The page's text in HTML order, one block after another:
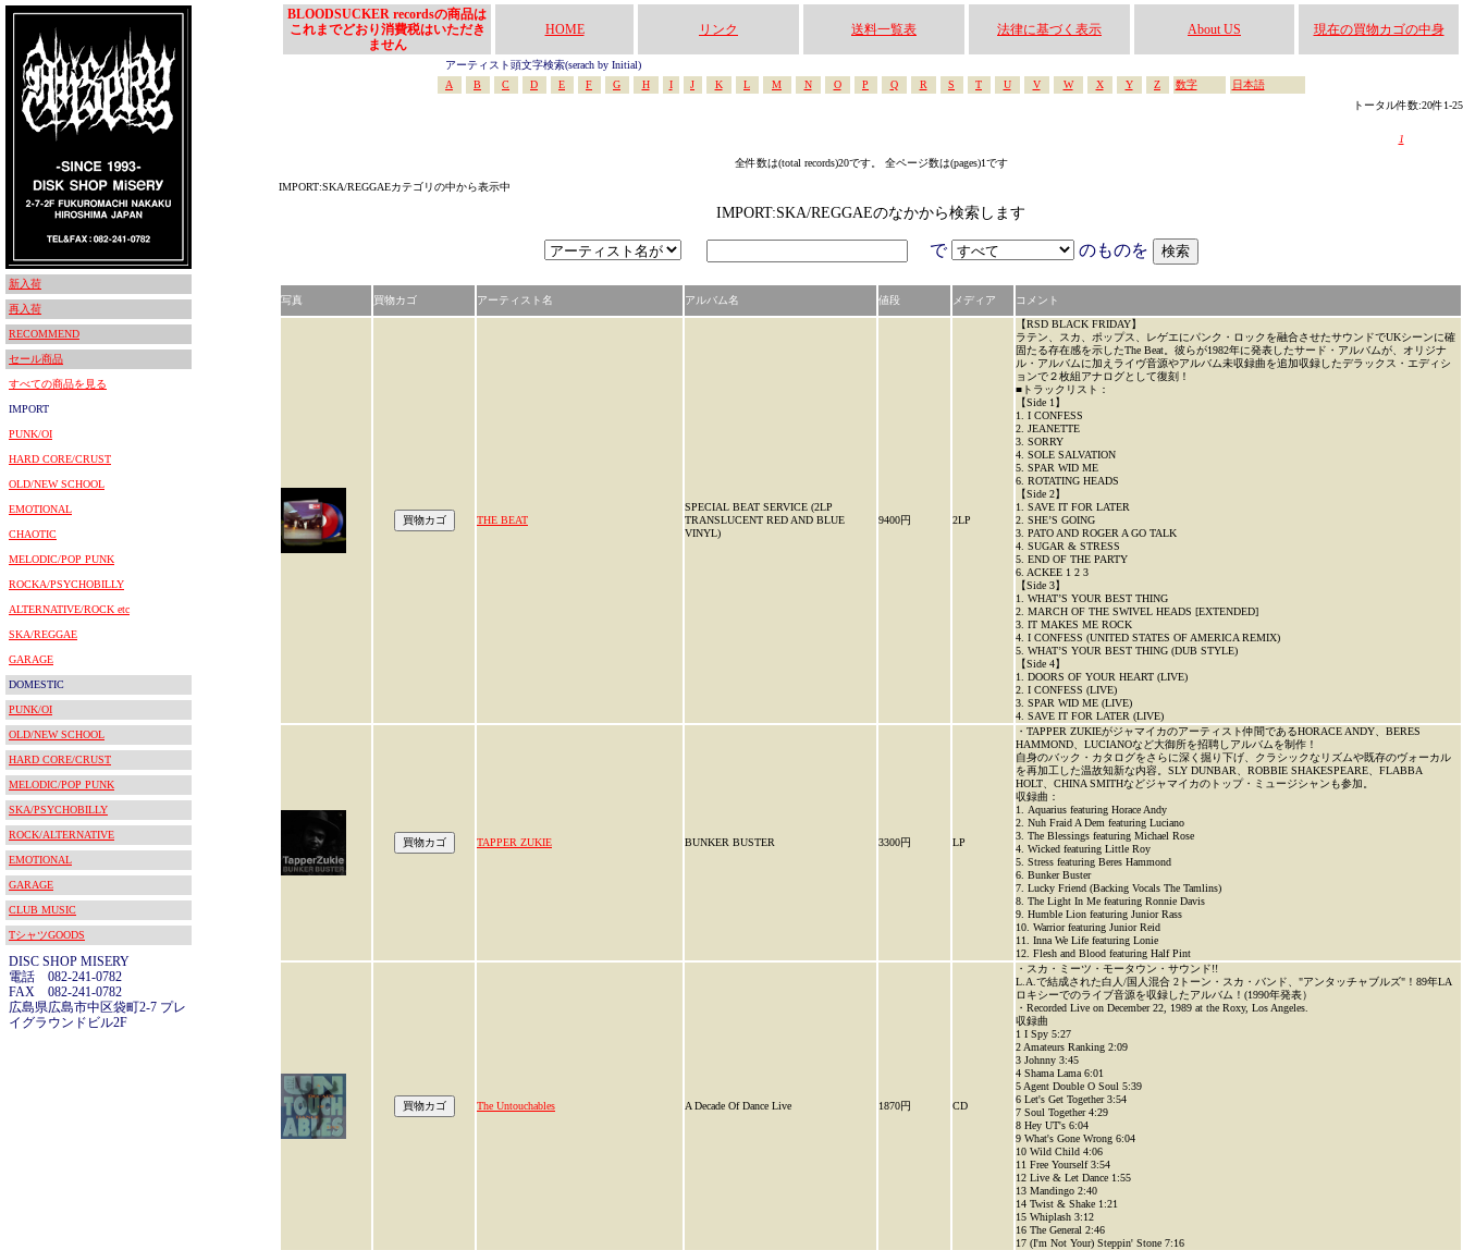
新入荷
再入荷
RECOMMEND
セール商品
すべての商品を見る
IMPORT
PUNK/OI
HARD CORE/CRUST
OLD/NEW SCHOOL
EMOTIONAL
CHAOTIC
MELODIC/POP PUNK
ROCKA/PSYCHOBILLY
ALTERNATIVE/ROCK etc
SKA/REGGAE
GARAGE
DOMESTIC
PUNK/OI
OLD/NEW SCHOOL
HARD CORE/CRUST
MELODIC/POP PUNK
SKA/PSYCHOBILLY
ROCK/ALTERNATIVE
EMOTIONAL
GARAGE
CLUB MUSIC
TシャツGOODS
DISC SHOP MISERY
電話 082-241-0782
FAX 082-241-0782
広島県広島市中区袋町2-7 プレ
イグラウンドビル2F
BLOODSUCKER recordsの商品は
これまでどおり消費税はいただき
ません
HOME リンク 送料一覧表 法律に基づく表示 About US 現在の買物カゴの中身
アーティスト頭文字検索(serach by Initial)
A
B C D E F G H I J K L M N O P Q R S T U V W X Y Z 数字
日本語
トータル件数:20件1-25
1
全件数は(total records)20です。 全ページ数は(pages)1です
IMPORT:SKA/REGGAEカテゴリの中から表示中
IMPORT:SKA/REGGAEのなかから検索します
で のものを
写真 買物カゴ アーティスト名 アルバム名 値段 メディア コメント
THE BEAT
SPECIAL BEAT SERVICE (2LP
TRANSLUCENT RED AND BLUE
VINYL)
9400円 2LP
【RSD BLACK FRIDAY】
ラテン、スカ、ポップス、レゲエにパンク・ロックを融合させたサウンドでUKシーンに確
固たる存在感を示したThe Beat。彼らが1982年に発表したサード・アルバムが、オリジナ
ル・アルバムに加えライヴ音源やアルバム未収録曲を追加収録したデラックス・エディシ
ョンで２枚組アナログとして復刻！
■トラックリスト：
【Side 1】
1. I CONFESS
2. JEANETTE
3. SORRY
4. SOLE SALVATION
5. SPAR WID ME
6. ROTATING HEADS
【Side 2】
1. SAVE IT FOR LATER
2. SHE’S GOING
3. PATO AND ROGER A GO TALK
4. SUGAR & STRESS
5. END OF THE PARTY
6. ACKEE 1 2 3
【Side 3】
1. WHAT’S YOUR BEST THING
2. MARCH OF THE SWIVEL HEADS [EXTENDED]
3. IT MAKES ME ROCK
4. I CONFESS (UNITED STATES OF AMERICA REMIX)
5. WHAT’S YOUR BEST THING (DUB STYLE)
【Side 4】
1. DOORS OF YOUR HEART (LIVE)
2. I CONFESS (LIVE)
3. SPAR WID ME (LIVE)
4. SAVE IT FOR LATER (LIVE)
TAPPER ZUKIE BUNKER BUSTER 3300円 LP
・TAPPER ZUKIEがジャマイカのアーティスト仲間であるHORACE ANDY、BERES
HAMMOND、LUCIANOなど大御所を招聘しアルバムを制作！
自身のバック・カタログをさらに深く掘り下げ、クラシックなリズムや既存のヴォーカル
を再加工した温故知新な内容。SLY DUNBAR、ROBBIE SHAKESPEARE、FLABBA
HOLT、CHINA SMITHなどジャマイカのトップ・ミュージシャンも参加。
収録曲：
1. Aquarius featuring Horace Andy
2. Nuh Fraid A Dem featuring Luciano
3. The Blessings featuring Michael Rose
4. Wicked featuring Little Roy
5. Stress featuring Beres Hammond
6. Bunker Buster
7. Lucky Friend (Backing Vocals The Tamlins)
8. The Light In Me featuring Ronnie Davis
9. Humble Lion featuring Junior Rass
10. Warrior featuring Junior Reid
11. Inna We Life featuring Lonie
12. Flesh and Blood featuring Half Pint
The Untouchables A Decade Of Dance Live 1870円 CD
・スカ・ミーツ・モータウン・サウンド!!
L.A.で結成された白人/国人混合 2トーン・スカ・バンド、"アンタッチャブルズ"！89年LA
ロキシーでのライブ音源を収録したアルバム！(1990年発表）
・Recorded Live on December 22, 1989 at the Roxy, Los Angeles.
収録曲
1 I Spy 5:27
2 Amateurs Ranking 2:09
3 Johnny 3:45
4 Shama Lama 6:01
5 Agent Double O Soul 5:39
6 Let's Get Together 3:54
7 Soul Together 4:29
8 Hey UT's 6:04
9 What's Gone Wrong 6:04
10 Wild Child 4:06
11 Free Yourself 3:54
12 Live & Let Dance 1:55
13 Mandingo 2:40
14 Twist & Shake 1:21
15 Whiplash 3:12
16 The General 2:46
17 (I'm Not Your) Steppin' Stone 7:16